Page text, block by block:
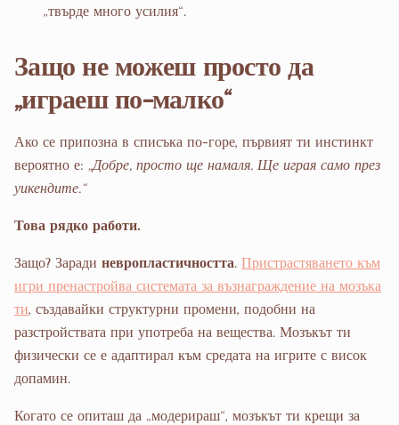
„твърде много усилия“.
Защо не можеш просто да
„играеш по-малко“
Ако се припозна в списъка по-горе, първият ти инстинкт
вероятно е: „Добре, просто ще намаля. Ще играя само през
уикендите.“
Това рядко работи.
Защо? Заради невропластичността. Пристрастяването към
игри пренастройва системата за възнаграждение на мозъка
ти, създавайки структурни промени, подобни на
разстройствата при употреба на вещества. Мозъкът ти
физически се е адаптирал към средата на игрите с висок
допамин.
Когато се опиташ да „модерираш“, мозъкът ти крещи за